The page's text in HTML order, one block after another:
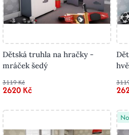
Dětská truhla na hračky -
mráček šedý
3119 Kč
2620 Kč